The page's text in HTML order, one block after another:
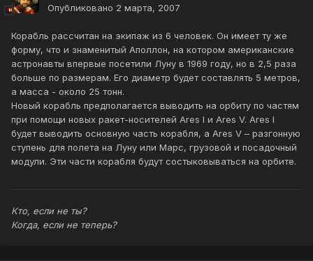
Опубликовано 2 марта, 2007
Корабль рассчитан на экипаж из 6 человек. Он имеет ту же
форму, что и знаменитый Аполлон, на котором американские
астронавты впервые посетили Луну в 1969 году, но в 2,5 раза
больше по размерам. Его диаметр будет составлять 5 метров,
а масса - около 25 тонн.
Новый корабль предполагается выводить на орбиту по частям
при помощи новых ракет-носителей Ares I и Ares V. Ares I
будет выводить основную часть корабля, а Ares V – разгонную
ступень для полета на Луну или Марс, грузовой и посадочный
модули. Эти части корабля будут состыковываться на орбите.
Кто, если не ты?
Когда, если не теперь?